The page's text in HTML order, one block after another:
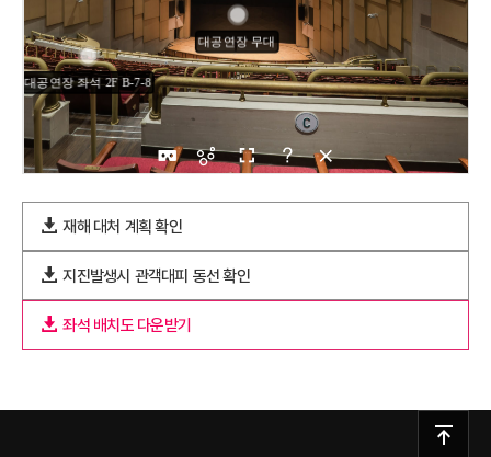
재해 대처 계획 확인
지진발생시 관객대피 동선 확인
좌석 배치도 다운받기